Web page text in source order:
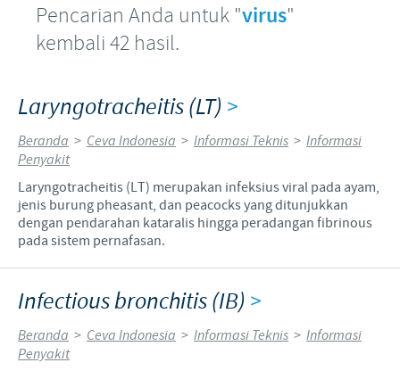
Pencarian Anda untuk "virus"
kembali 42 hasil.
Laryngotracheitis (LT) >
Beranda > Ceva Indonesia > Informasi Teknis > Informasi
Penyakit
Laryngotracheitis (LT) merupakan infeksius viral pada ayam,
jenis burung pheasant, dan peacocks yang ditunjukkan
dengan pendarahan kataralis hingga peradangan fibrinous
pada sistem pernafasan.
Infectious bronchitis (IB) >
Beranda > Ceva Indonesia > Informasi Teknis > Informasi
Penyakit